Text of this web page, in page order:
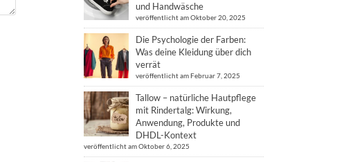
und Handwäsche
veröffentlicht am Oktober 20, 2025
Die Psychologie der Farben:
Was deine Kleidung über dich
verrät
veröffentlicht am Februar 7, 2025
Tallow – natürliche Hautpflege
mit Rindertalg: Wirkung,
Anwendung, Produkte und
DHDL-Kontext
veröffentlicht am Oktober 6, 2025